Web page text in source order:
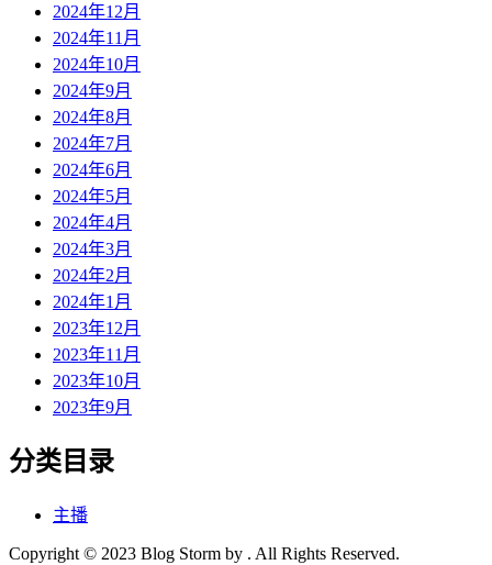
2024年12月
2024年11月
2024年10月
2024年9月
2024年8月
2024年7月
2024年6月
2024年5月
2024年4月
2024年3月
2024年2月
2024年1月
2023年12月
2023年11月
2023年10月
2023年9月
分类目录
主播
Copyright © 2023 Blog Storm by . All Rights Reserved.